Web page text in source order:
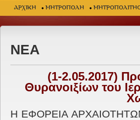
ΑΡΧΙΚΗ ΜΗΤΡΟΠΟΛΗ
ΝΕΑ
(1-2.05.2017)
Θυρανοιξίων του
Η ΕΦΟΡΕΙΑ